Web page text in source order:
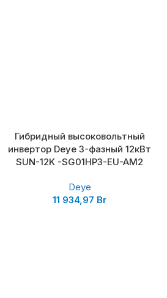
Гибридный высоковольтный
инвертор Deye 3-фазный 12кВт
SUN-12K -SG01HP3-EU-AM2
Deye
11 934,97 Br